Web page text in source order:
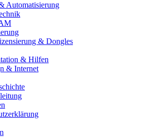
Automatisierung
& Dongles
& Hilfen
& Internet